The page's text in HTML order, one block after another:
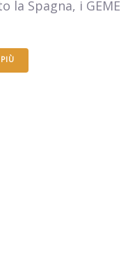
Spagna, i